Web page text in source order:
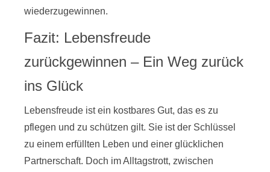
wiederzugewinnen.
Fazit: Lebensfreude
zurückgewinnen – Ein Weg zurück
ins Glück
Lebensfreude ist ein kostbares Gut, das es zu
pflegen und zu schützen gilt. Sie ist der Schlüssel
zu einem erfüllten Leben und einer glücklichen
Partnerschaft. Doch im Alltagstrott, zwischen